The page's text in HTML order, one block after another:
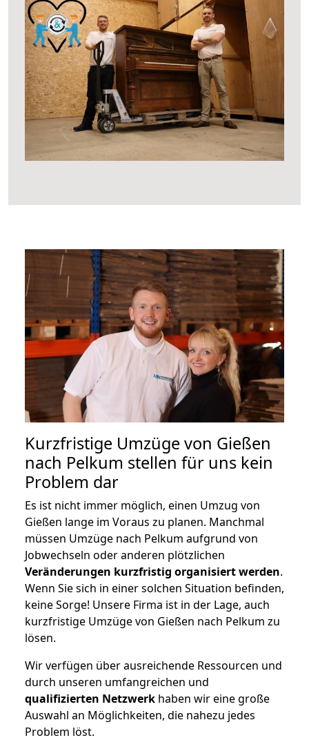
Kurzfristige Umzüge von Gießen
nach Pelkum stellen für uns kein
Problem dar
Es ist nicht immer möglich, einen Umzug von
Gießen lange im Voraus zu planen. Manchmal
müssen Umzüge nach Pelkum aufgrund von
Jobwechseln oder anderen plötzlichen
Veränderungen kurzfristig organisiert werden.
Wenn Sie sich in einer solchen Situation befinden,
keine Sorge! Unsere Firma ist in der Lage, auch
kurzfristige Umzüge von Gießen nach Pelkum zu
lösen.
Wir verfügen über ausreichende Ressourcen und
durch unseren umfangreichen und
qualifizierten Netzwerk haben wir eine große
Auswahl an Möglichkeiten, die nahezu jedes
Problem löst.